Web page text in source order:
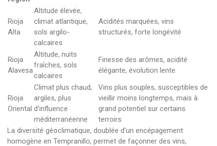
Rioja
Alta
Altitude élevée,
climat atlantique,
sols argilo-
calcaires
Acidités marquées, vins
structurés, forte longévité
Rioja
Alavesa
Altitude, nuits
fraîches, sols
calcaires
Finesse des arômes, acidité
élégante, évolution lente
Rioja
Oriental
Climat plus chaud,
argiles, plus
d’influence
méditerranéenne
Vins plus souples, susceptibles de
vieillir moins longtemps, mais à
grand potentiel sur certains
terroirs
La diversité géoclimatique, doublée d’un encépagement
homogène en Tempranillo, permet de façonner des vins,